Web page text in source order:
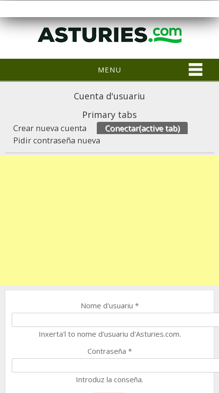
MENU
Cuenta d'usuariu
Primary tabs
Crear nueva cuenta Conectar(active tab)
Pidir contraseña nueva
Nome d'usuariu *
Inxerta'l to nome d'usuariu d'Asturies.com.
Contraseña *
Introduz la conseña.